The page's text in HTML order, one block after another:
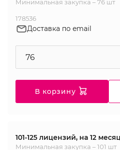
Минимальная закупка – 76 шт
178536
Доставка по email
В корзину
101-125 лицензий, на 12
Минимальная закупка – 101 шт